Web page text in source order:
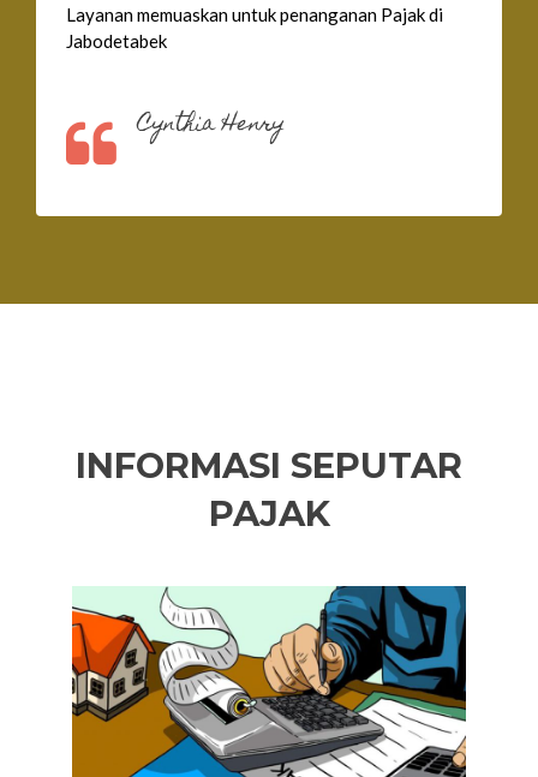
Layanan memuaskan untuk penanganan Pajak di
Jabodetabek
Cynthia Henry
INFORMASI SEPUTAR
PAJAK
Previous